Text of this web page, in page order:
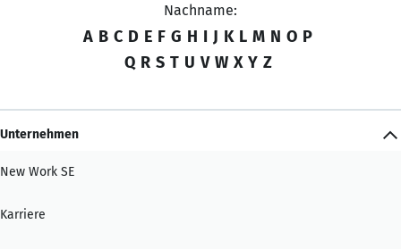
Nachname:
A B C D E F G H I J K L M N O P
Q R S T U V W X Y Z
Unternehmen
New Work SE
Karriere